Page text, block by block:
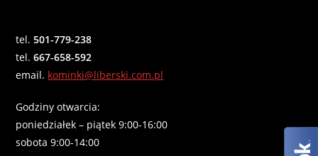
tel. 501-779-238
tel. 667-658-592
email. kominki@liberski.com.pl
Godziny otwarcia:
poniedziałek – piątek 9:00-16:00
sobota 9:00-14:00